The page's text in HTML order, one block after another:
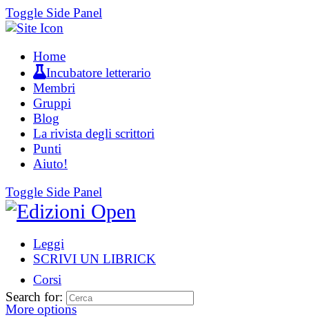
Toggle Side Panel
Home
Incubatore letterario
Membri
Gruppi
Blog
La rivista degli scrittori
Punti
Aiuto!
Toggle Side Panel
Leggi
SCRIVI UN LIBRICK
Corsi
More options
Search for: